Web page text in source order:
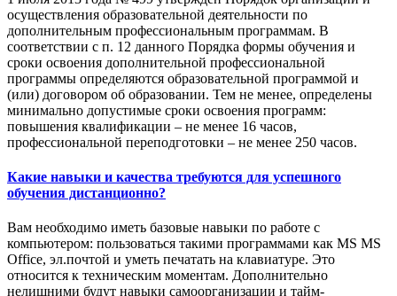
осуществления образовательной деятельности по
дополнительным профессиональным программам. В
соответствии с п. 12 данного Порядка формы обучения и
сроки освоения дополнительной профессиональной
программы определяются образовательной программой и
(или) договором об образовании. Тем не менее, определены
минимально допустимые сроки освоения программ:
повышения квалификации – не менее 16 часов,
профессиональной переподготовки – не менее 250 часов.
Какие навыки и качества требуются для успешного
обучения дистанционно?
Вам необходимо иметь базовые навыки по работе с
компьютером: пользоваться такими программами как MS MS
Office, эл.почтой и уметь печатать на клавиатуре. Это
относится к техническим моментам. Дополнительно
нелишними будут навыки самоорганизации и тайм-